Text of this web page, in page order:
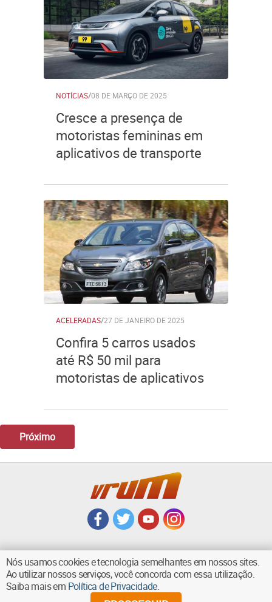
NOTÍCIAS/08 DE MARÇO DE 2025
Cresce a presença de
motoristas femininas em
aplicativos de transporte
ACELERADAS/27 DE JANEIRO DE 2025
Confira 5 carros usados
até R$ 50 mil para
motoristas de aplicativos
Próximo
VOLTAR AO TOPO
Nós usamos cookies e tecnologia semelhantes em nossos sites.
Ao utilizar nossos serviços, você concorda com essa utilização.
Saiba mais em Política de Privacidade.